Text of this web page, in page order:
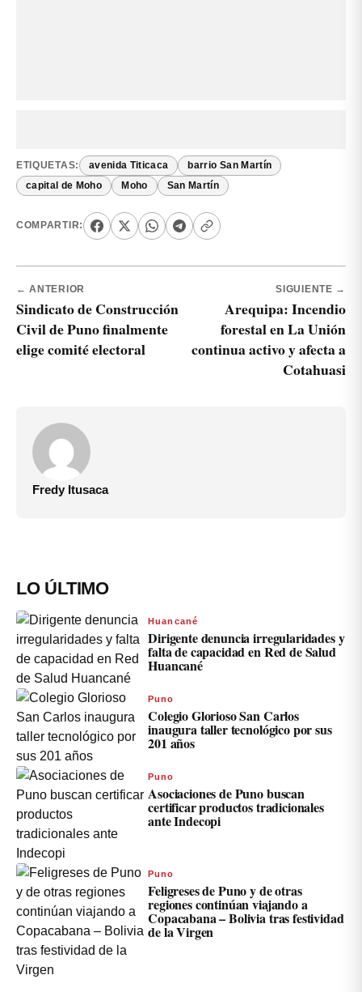
ETIQUETAS: avenida Titicaca barrio San Martín
capital de Moho Moho San Martín
COMPARTIR:
← ANTERIOR
Sindicato de Construcción
Civil de Puno finalmente
elige comité electoral
SIGUIENTE →
Arequipa: Incendio
forestal en La Unión
continua activo y afecta a
Cotahuasi
Fredy Itusaca
LO ÚLTIMO
Huancané
Dirigente denuncia irregularidades y
falta de capacidad en Red de Salud
Huancané
Puno
Colegio Glorioso San Carlos
inaugura taller tecnológico por sus
201 años
Puno
Asociaciones de Puno buscan
certificar productos tradicionales
ante Indecopi
Puno
Feligreses de Puno y de otras
regiones continúan viajando a
Copacabana – Bolivia tras festividad
de la Virgen